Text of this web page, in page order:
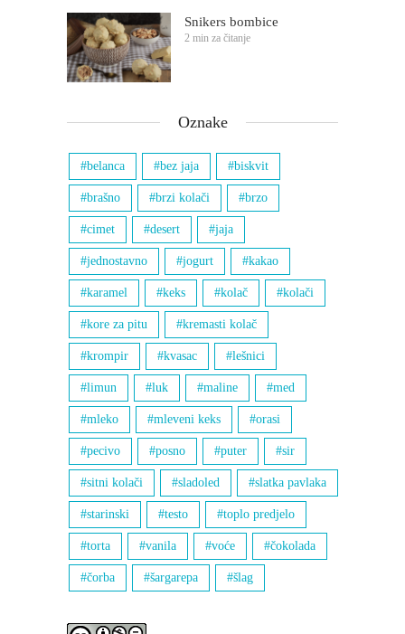
Snikers bombice
2 min za čitanje
Oznake
belanca bez jaja biskvit
brašno brzi kolači brzo
cimet desert jaja
jednostavno jogurt kakao
karamel keks kolač kolači
kore za pitu kremasti kolač
krompir kvasac lešnici
limun luk maline med
mleko mleveni keks orasi
pecivo posno puter sir
sitni kolači sladoled slatka pavlaka
starinski testo toplo predjelo
torta vanila voće čokolada
čorba šargarepa šlag